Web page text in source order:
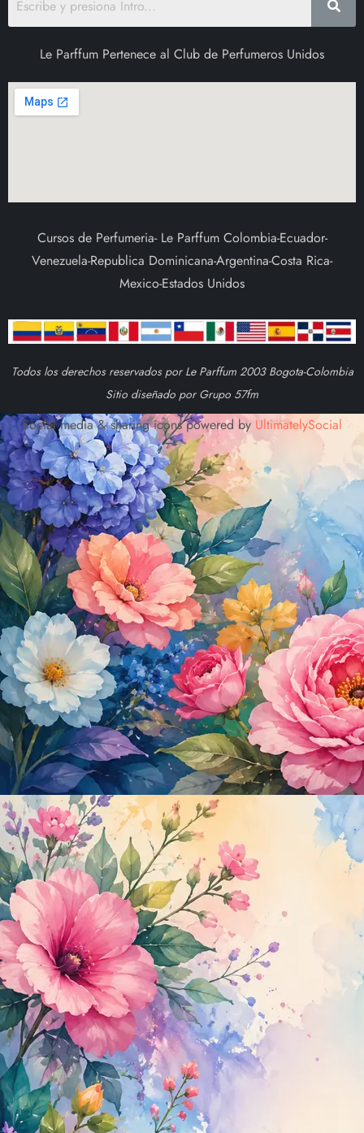
Le Parffum Pertenece al Club de Perfumeros Unidos
Cursos de Perfumeria- Le Parffum Colombia-Ecuador-
Venezuela-Republica Dominicana-Argentina-Costa Rica-
Mexico-Estados Unidos
Todos los derechos reservados por Le Parffum 2003 Bogota-Colombia
Sitio diseñado por Grupo 57fm
Social media & sharing icons powered by UltimatelySocial